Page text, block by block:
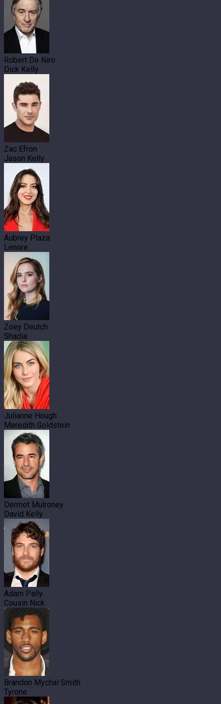
Robert De Niro
Dick Kelly
Zac Efron
Jason Kelly
Aubrey Plaza
Lenore
Zoey Deutch
Shadia
Julianne Hough
Meredith Goldstein
Dermot Mulroney
David Kelly
Adam Pally
Cousin Nick
Brandon Mychal Smith
Tyrone